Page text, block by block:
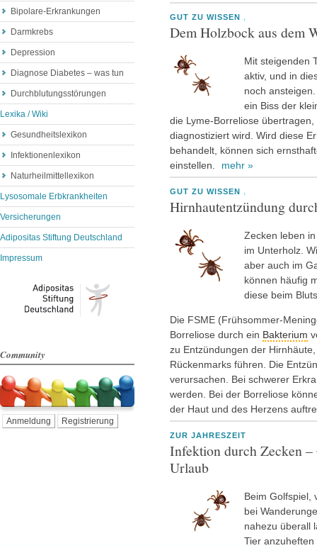
Bipolare-Erkrankungen
Darmkrebs
Depression
Diagnose Diabetes – was tun
Durchblutungsstörungen
Lexika / Wiki
Gesundheitslexikon
Infektionenlexikon
Naturheilmittellexikon
Lysosomale Erbkrankheiten
Versicherungen
Adipositas Stiftung Deutschland
Impressum
Community
Anmeldung Registrierung
GUT ZU WISSEN ,
Dem Holzbock aus dem
Mit steigenden
aktiv, und in
noch
ein Biss der
die Lyme-Borreliose
diagnostiziert wird. Wird diese
behandelt, können sich
einstellen.
mehr »
GUT ZU WISSEN ,
Hirnhautentzündung
Zecken leben
im Unterholz.
aber auch im
können häufig
diese beim
Die FSME (Frühsommer-
Borreliose durch ein Bakterium
zu Entzündungen der
Rückenmarks führen. Die
verursachen. Bei schwerer
werden. Bei der Borreliose
der Haut und des Herzens
ZUR JAHRESZEIT
Infektion durch Zecken
Urlaub
Beim Golfspiel,
bei
nahezu überall
Tier